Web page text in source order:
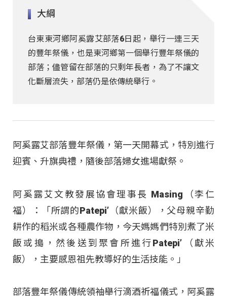
大綱
台東東河鄉阿奚露艾部落6日起，舉行一連三天
的豐年祭儀，也是東河鄉第一個舉行豐年祭儀的
部落；儘管留在部落的只剩年長者，為了不讓文
化斷層流失，部落仍是依傳統舉行。
阿奚露艾部落豐年祭儀，第一天開幕式，特別進行
迎賓、升旗典禮，隨後部落婦女進場獻祭。
阿奚露艾文教發展協會理事長 Masing（李仁
福）：「所謂的Patepi’（獻米飯），父母親辛勤
耕作的稻米或各種農作物，今天媽媽們特別煮了米
飯或搗，然後送到聚會所進行Patepi’（獻米
飯），主要感恩祖先教導好的生活技能。」
部落豐年祭儀傳統領袖舉行滴酒祈福儀式，阿奚露